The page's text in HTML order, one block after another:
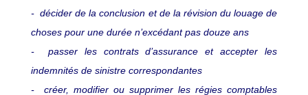
- décider de la conclusion et de la révision du louage de
choses pour une durée n’excédant pas douze ans
- passer les contrats d’assurance et accepter les
indemnités de sinistre correspondantes
- créer, modifier ou supprimer les régies comptables